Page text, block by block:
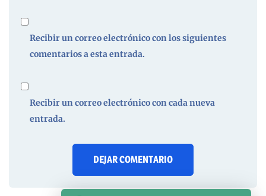
Recibir un correo electrónico con los siguientes
comentarios a esta entrada.
Recibir un correo electrónico con cada nueva
entrada.